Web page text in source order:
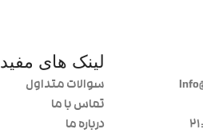
لینک های مفید
سوالات متداول
تماس با ما
درباره ما